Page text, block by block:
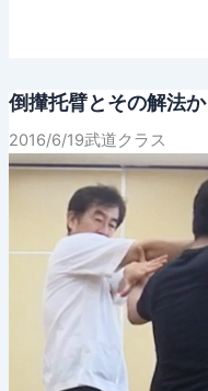
倒攆托臂とその解法
2016/6/19武道クラス